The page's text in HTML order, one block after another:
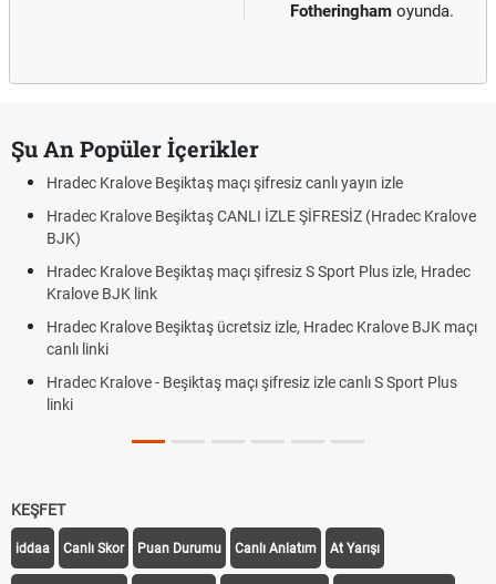
Fotheringham oyunda.
Şu An Popüler İçerikler
Hradec Kralove Beşiktaş maçı şifresiz canlı yayın izle
Hradec Kralove Beşiktaş CANLI İZLE ŞİFRESİZ (Hradec Kralove
BJK)
Hradec Kralove Beşiktaş maçı şifresiz S Sport Plus izle, Hradec
Kralove BJK link
Hradec Kralove Beşiktaş ücretsiz izle, Hradec Kralove BJK maçı
canlı linki
Hradec Kralove - Beşiktaş maçı şifresiz izle canlı S Sport Plus
linki
KEŞFET
iddaa Canlı Skor Puan Durumu Canlı Anlatım At Yarışı